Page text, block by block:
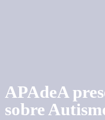
APAdeA
sobre